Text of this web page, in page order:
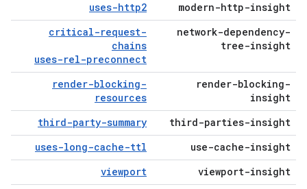
modern-http-insight
uses-http2
network-dependency-
tree-insight
critical-request-
chains
uses-rel-preconnect
render-blocking-
insight
render-blocking-
resources
third-parties-insight
third-party-summary
use-cache-insight
uses-long-cache-ttl
viewport-insight
viewport